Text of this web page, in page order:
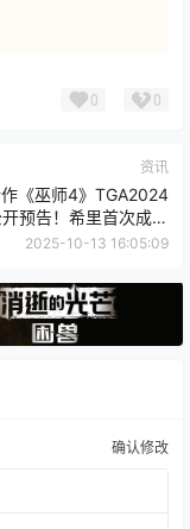
0 0
资讯
《巫师4》TGA2024
预告！希里首次成为
系列主角
2025-10-13 16:05:09
确认修改